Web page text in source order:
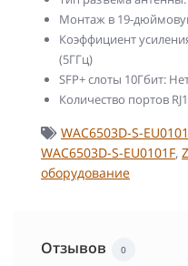
Монтаж в 19-
Коэффициент
(5ГГц)
SFP+ слоты 10Гбит:
Количество портов
WAC6503D-S-
WAC6503D-S-EU0101F,
оборудование
Отзывов 0